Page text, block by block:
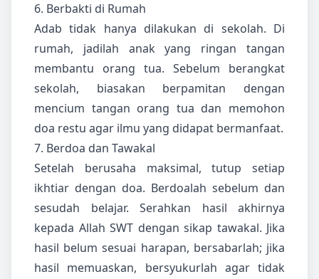
6. Berbakti di Rumah
Adab tidak hanya dilakukan di sekolah. Di
rumah, jadilah anak yang ringan tangan
membantu orang tua. Sebelum berangkat
sekolah, biasakan berpamitan dengan
mencium tangan orang tua dan memohon
doa restu agar ilmu yang didapat bermanfaat.
7. Berdoa dan Tawakal
Setelah berusaha maksimal, tutup setiap
ikhtiar dengan doa. Berdoalah sebelum dan
sesudah belajar. Serahkan hasil akhirnya
kepada Allah SWT dengan sikap tawakal. Jika
hasil belum sesuai harapan, bersabarlah; jika
hasil memuaskan, bersyukurlah agar tidak